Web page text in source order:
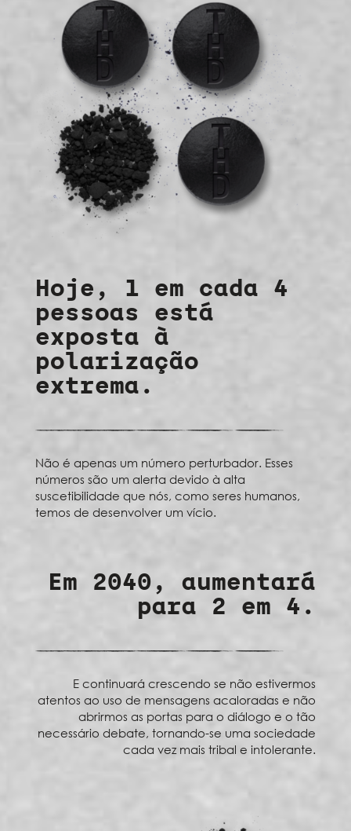
Hoje, 1 em cada 4
pessoas está
exposta à
polarização
extrema.
Não é apenas um número perturbador. Esses
números são um alerta devido à alta
suscetibilidade que nós, como seres humanos,
temos de desenvolver um vício.
Em 2040, aumentará
para 2 em 4.
E continuará crescendo se não estivermos
atentos ao uso de mensagens acaloradas e não
abrirmos as portas para o diálogo e o tão
necessário debate, tornando-se uma sociedade
cada vez mais tribal e intolerante.